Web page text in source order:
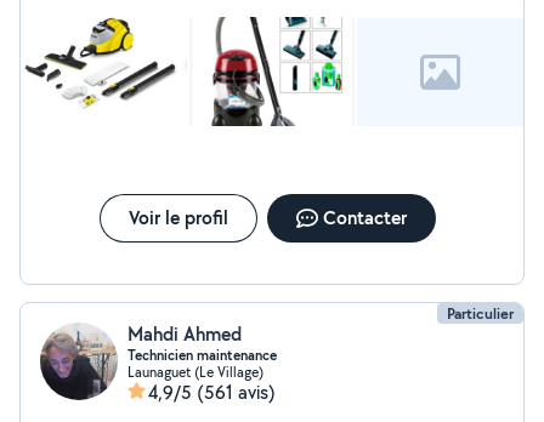
poussière, visseuse N hésitez pas à demander Travail
sérieux.
Voir le profil Contacter
Particulier
Mahdi Ahmed
Technicien maintenance
Launaguet (Le Village)
4,9/5 (561 avis)